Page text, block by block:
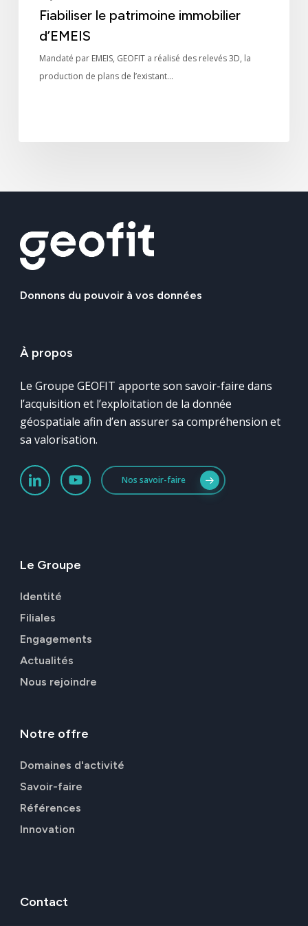
Fiabiliser le patrimoine immobilier
d’EMEIS
Mandaté par EMEIS, GEOFIT a réalisé des relevés 3D, la
production de plans de l’existant…
Donnons du pouvoir à vos données
À propos
Le Groupe GEOFIT apporte son savoir-faire dans
l’acquisition et l’exploitation de la donnée
géospatiale afin d’en assurer sa compréhension et
sa valorisation.
Nos savoir-faire
Le Groupe
Identité
Filiales
Engagements
Actualités
Nous rejoindre
Notre offre
Domaines d'activité
Savoir-faire
Références
Innovation
Contact